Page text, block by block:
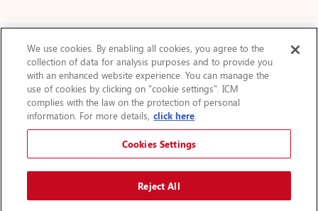
Actualités
FAQ
Protection des renseignements personnels
Accessibilité
Plan du site
Augmenter la taille du texte
AA
We use cookies. By enabling all cookies, you agree to the
collection of data for analysis purposes and to provide you
with an enhanced website experience. You can manage the
use of cookies by clicking on "cookie settings". ICM
complies with the law on the protection of personal
information. For more details, click here
Cookies Settings
Reject All